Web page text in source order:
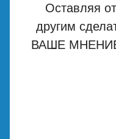
Оставляя
другим
ВАШЕ